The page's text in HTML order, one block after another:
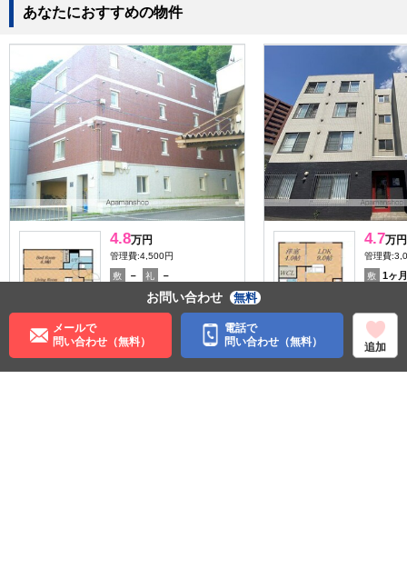
あなたにおすすめの物件
4.8万円
管理費:4,500円
敷 － 礼
－
1LDK
円山公園駅 徒歩10分
北海道札幌市中央区南六条
西２６丁目
収納 パノラマ有
4.7万円
管理費
敷
1ヶ月
桑園駅
北海道
西１０丁
料理が楽 収納
お問い合わせ 無料
メールで
問い合わせ（無料）
電話で
問い合わせ（無料）
追加